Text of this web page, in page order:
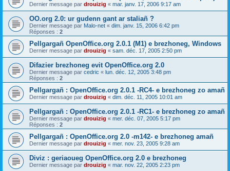
Dernier message par drouizig « mar. janv. 17, 2006 9:17 am
OO.org 2.0: ur gudenn gant ar staliañ ?
Dernier message par Malo-net « dim. janv. 15, 2006 6:42 pm
Réponses : 2
Pellgargañ OpenOffice.org 2.0.1 (M1) e brezhoneg, Windows
Dernier message par drouizig « sam. déc. 17, 2005 2:50 pm
Difazier brezhoneg evit OpenOffice.org 2.0
Dernier message par cedric « lun. déc. 12, 2005 3:48 pm
Réponses : 2
Pellgargañ : OpenOffice.org 2.0.1 -RC4- e brezhoneg zo amañ
Dernier message par drouizig « dim. déc. 11, 2005 10:01 am
Pellgargañ : OpenOffice.org 2.0.1 -RC1- e brezhoneg zo amañ
Dernier message par drouizig « mer. déc. 07, 2005 5:17 pm
Réponses : 2
Pellgargañ : OpenOffice.org 2.0 -m142- e brezhoneg amañ
Dernier message par drouizig « mer. nov. 23, 2005 9:28 am
Diviz : geriaoueg OpenOffice.org 2.0 e brezhoneg
Dernier message par drouizig « mar. nov. 22, 2005 2:23 pm